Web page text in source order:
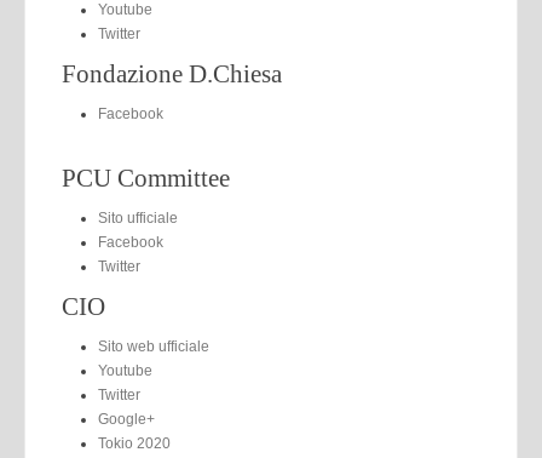
Youtube
Twitter
Fondazione D.Chiesa
Facebook
PCU Committee
Sito ufficiale
Facebook
Twitter
CIO
Sito web ufficiale
Youtube
Twitter
Google+
Tokio 2020